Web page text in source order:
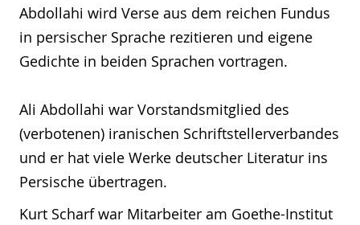
Abdollahi wird Verse aus dem reichen Fundus
in persischer Sprache rezitieren und eigene
Gedichte in beiden Sprachen vortragen.
Ali Abdollahi war Vorstandsmitglied des
(verbotenen) iranischen Schriftstellerverbandes
und er hat viele Werke deutscher Literatur ins
Persische übertragen.
Kurt Scharf war Mitarbeiter am Goethe-Institut